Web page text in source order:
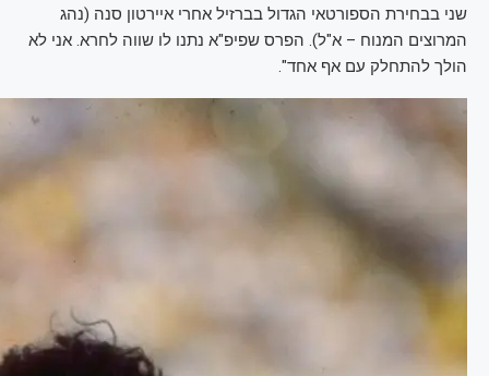
שני בבחירת הספורטאי הגדול בברזיל אחרי איירטון סנה (נהג
המרוצים המנוח – א"ל). הפרס שפיפ"א נתנו לו שווה לחרא. אני לא
הולך להתחלק עם אף אחד".